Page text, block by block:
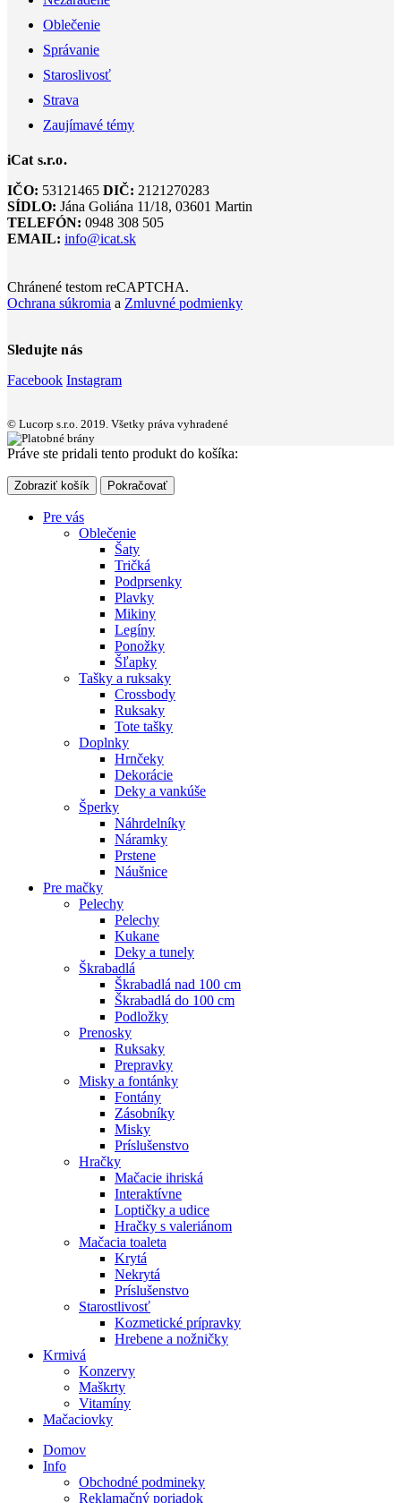
Oblečenie
Správanie
Staroslivosť
Strava
Zaujímavé témy
iCat s.r.o.
IČO: 53121465 DIČ: 2121270283
SÍDLO: Jána Goliána 11/18, 03601 Martin
TELEFÓN: 0948 308 505
EMAIL: info@icat.sk
Chránené testom reCAPTCHA.
Ochrana súkromia a Zmluvné podmienky
Sledujte nás
Facebook Instagram
© Lucorp s.r.o. 2019. Všetky práva vyhradené
Práve ste pridali tento produkt do košíka:
Zobraziť košík Pokračovať
Pre vás
Oblečenie
Šaty
Tričká
Podprsenky
Plavky
Mikiny
Legíny
Ponožky
Šľapky
Tašky a ruksaky
Crossbody
Ruksaky
Tote tašky
Doplnky
Hrnčeky
Dekorácie
Deky a vankúše
Šperky
Náhrdelníky
Náramky
Prstene
Náušnice
Pre mačky
Pelechy
Pelechy
Kukane
Deky a tunely
Škrabadlá
Škrabadlá nad 100 cm
Škrabadlá do 100 cm
Podložky
Prenosky
Ruksaky
Prepravky
Misky a fontánky
Fontány
Zásobníky
Misky
Príslušenstvo
Hračky
Mačacie ihriská
Interaktívne
Loptičky a udice
Hračky s valeriánom
Mačacia toaleta
Krytá
Nekrytá
Príslušenstvo
Starostlivosť
Kozmetické prípravky
Hrebene a nožničky
Krmivá
Konzervy
Maškrty
Vitamíny
Mačaciovky
Domov
Info
Obchodné podmineky
Reklamačný poriadok